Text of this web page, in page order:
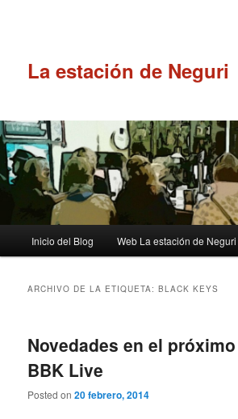
La estación de Neguri
principal
Inicio del Blog Web La estación de Neguri
ARCHIVO DE LA ETIQUETA:BLACK KEYS
Novedades en el próximo
BBK Live
Posted on20 febrero, 2014